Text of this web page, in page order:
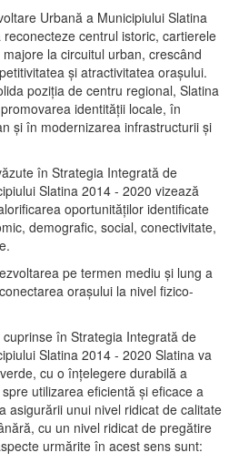
Urbană a Municipiului Slatina
centrul istoric, cartierele
la circuitul urban, crescând
şi atractivitatea oraşului.
poziţia de centru regional, Slatina
identităţii locale, în
şi în modernizarea infrastructurii şi
în Strategia Integrată de
Slatina 2014 - 2020 vizează
oportunităţilor identificate
demografic, social, conectivitate,
pe termen mediu şi lung a
oraşului la nivel fizico-
în Strategia Integrată de
Slatina 2014 - 2020 Slatina va
cu o înţelegere durabilă a
utilizarea eficientă şi eficace a
asigurării unui nivel ridicat de calitate
cu un nivel ridicat de pregătire
urmărite în acest sens sunt: